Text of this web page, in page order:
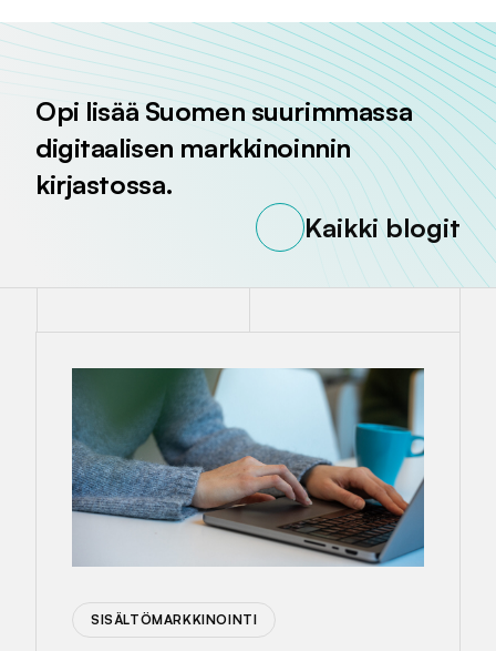
Opi lisää Suomen suurimmassa
digitaalisen markkinoinnin
kirjastossa.
Kaikki blogit
SISÄLTÖMARKKINOINTI